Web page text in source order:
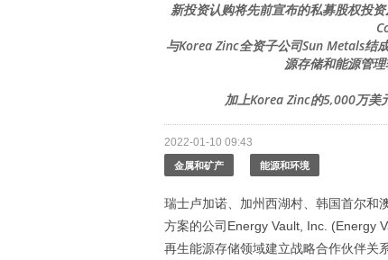
新投资认购将先前宣布的私募股权投
与Korea Zinc全资子公司Sun Metals结
源存储和能源管
加上Korea Zinc的5,000万美
2022-01-10 09:43
金属和矿产 能源和环境
瑞士卢加诺、加州西湖村、韩国首尔和
方案的公司Energy Vault, Inc. (Energy
再生能源存储领域建立战略合作伙伴关